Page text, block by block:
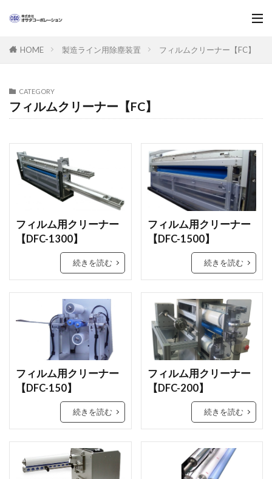
HOME 製造ライン用除塵装置 フィルムクリーナー【FC】
CATEGORY
フィルムクリーナー【FC】
フィルム用クリーナー
【DFC-1300】
続きを読む
フィルム用クリーナー
【DFC-1500】
続きを読む
フィルム用クリーナー
【DFC-150】
続きを読む
フィルム用クリーナー
【DFC-200】
続きを読む